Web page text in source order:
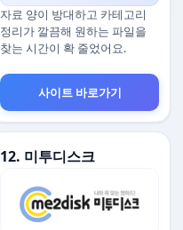
자료 양이 방대하고 카테고리
정리가 깔끔해 원하는 파일을
찾는 시간이 확 줄었어요.
사이트 바로가기
12. 미투디스크